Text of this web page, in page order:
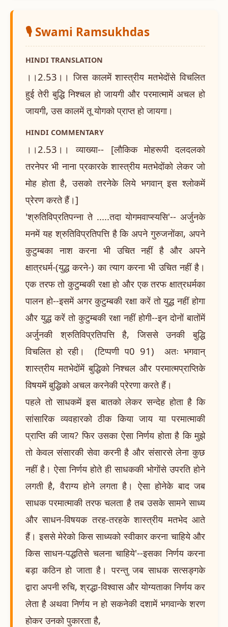
🎙️ Swami Ramsukhdas
HINDI TRANSLATION
।।2.53।। जिस कालमें शास्त्रीय मतभेदोंसे विचलित
हुई तेरी बुद्धि निश्चल हो जायगी और परमात्मामें अचल हो
जायगी, उस कालमें तू योगको प्राप्त हो जायगा।
HINDI COMMENTARY
।।2.53।। व्याख्या-- [लौकिक मोहरूपी दलदलको
तरनेपर भी नाना प्रकारके शास्त्रीय मतभेदोंको लेकर जो
मोह होता है, उसको तरनेके लिये भगवान् इस श्लोकमें
प्रेरण करते हैं।]
'श्रुतिविप्रतिपन्ना ते .....तदा योगमवाप्स्यसि'-- अर्जुनके
मनमें यह श्रुतिविप्रतिपत्ति है कि अपने गुरुजनोंका, अपने
कुटुम्बका नाश करना भी उचित नहीं है और अपने
क्षात्रधर्म-(युद्ध करने-) का त्याग करना भी उचित नहीं है।
एक तरफ तो कुटुम्बकी रक्षा हो और एक तरफ क्षात्रधर्मका
पालन हो--इसमें अगर कुटुम्बकी रक्षा करें तो युद्ध नहीं होगा
और युद्ध करें तो कुटुम्बकी रक्षा नहीं होगी--इन दोनों बातोंमें
अर्जुनकी श्रुतिविप्रतिपत्ति है, जिससे उनकी बुद्धि
विचलित हो रही। (टिप्पणी प0 91) अतः भगवान्
शास्त्रीय मतभेदोंमें बुद्धिको निश्चल और परमात्मप्राप्तिके
विषयमें बुद्धिको अचल करनेकी प्रेरणा करते हैं।
पहले तो साधकमें इस बातको लेकर सन्देह होता है कि
सांसारिक व्यवहारको ठीक किया जाय या परमात्माकी
प्राप्ति की जाय? फिर उसका ऐसा निर्णय होता है कि मुझे
तो केवल संसारकी सेवा करनी है और संसारसे लेना कुछ
नहीं है। ऐसा निर्णय होते ही साधककी भोगोंसे उपरति होने
लगती है, वैराग्य होने लगता है। ऐसा होनेके बाद जब
साधक परमात्माकी तरफ चलता है तब उसके सामने साध्य
और साधन-विषयक तरह-तरहके शास्त्रीय मतभेद आते
हैं। इससे मेरेको किस साध्यको स्वीकार करना चाहिये और
किस साधन-पद्धतिसे चलना चाहिये'--इसका निर्णय करना
बड़ा कठिन हो जाता है। परन्तु जब साधक सत्सङ्गके
द्वारा अपनी रुचि, श्रद्धा-विश्वास और योग्यताका निर्णय कर
लेता है अथवा निर्णय न हो सकनेकी दशामें भगवान्के शरण
होकर उनको पुकारता है,